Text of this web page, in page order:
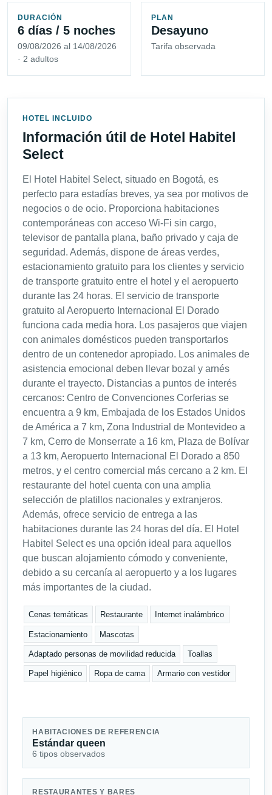
DURACIÓN
6 días / 5 noches
09/08/2026 al 14/08/2026
· 2 adultos
PLAN
Desayuno
Tarifa observada
HOTEL INCLUIDO
Información útil de Hotel Habitel
Select
El Hotel Habitel Select, situado en Bogotá, es
perfecto para estadías breves, ya sea por motivos de
negocios o de ocio. Proporciona habitaciones
contemporáneas con acceso Wi-Fi sin cargo,
televisor de pantalla plana, baño privado y caja de
seguridad. Además, dispone de áreas verdes,
estacionamiento gratuito para los clientes y servicio
de transporte gratuito entre el hotel y el aeropuerto
durante las 24 horas. El servicio de transporte
gratuito al Aeropuerto Internacional El Dorado
funciona cada media hora. Los pasajeros que viajen
con animales domésticos pueden transportarlos
dentro de un contenedor apropiado. Los animales de
asistencia emocional deben llevar bozal y arnés
durante el trayecto. Distancias a puntos de interés
cercanos: Centro de Convenciones Corferias se
encuentra a 9 km, Embajada de los Estados Unidos
de América a 7 km, Zona Industrial de Montevideo a
7 km, Cerro de Monserrate a 16 km, Plaza de Bolívar
a 13 km, Aeropuerto Internacional El Dorado a 850
metros, y el centro comercial más cercano a 2 km. El
restaurante del hotel cuenta con una amplia
selección de platillos nacionales y extranjeros.
Además, ofrece servicio de entrega a las
habitaciones durante las 24 horas del día. El Hotel
Habitel Select es una opción ideal para aquellos
que buscan alojamiento cómodo y conveniente,
debido a su cercanía al aeropuerto y a los lugares
más importantes de la ciudad.
Cenas temáticas Restaurante Internet inalámbrico
Estacionamiento Mascotas
Adaptado personas de movilidad reducida Toallas
Papel higiénico Ropa de cama Armario con vestidor
HABITACIONES DE REFERENCIA
Estándar queen
6 tipos observados
RESTAURANTES Y BARES